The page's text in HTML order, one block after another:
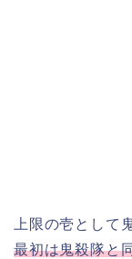
上限の壱として
最初は鬼殺隊と